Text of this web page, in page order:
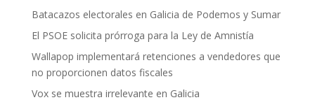
Batacazos electorales en Galicia de Podemos y Sumar
El PSOE solicita prórroga para la Ley de Amnistía
Wallapop implementará retenciones a vendedores que
no proporcionen datos fiscales
Vox se muestra irrelevante en Galicia